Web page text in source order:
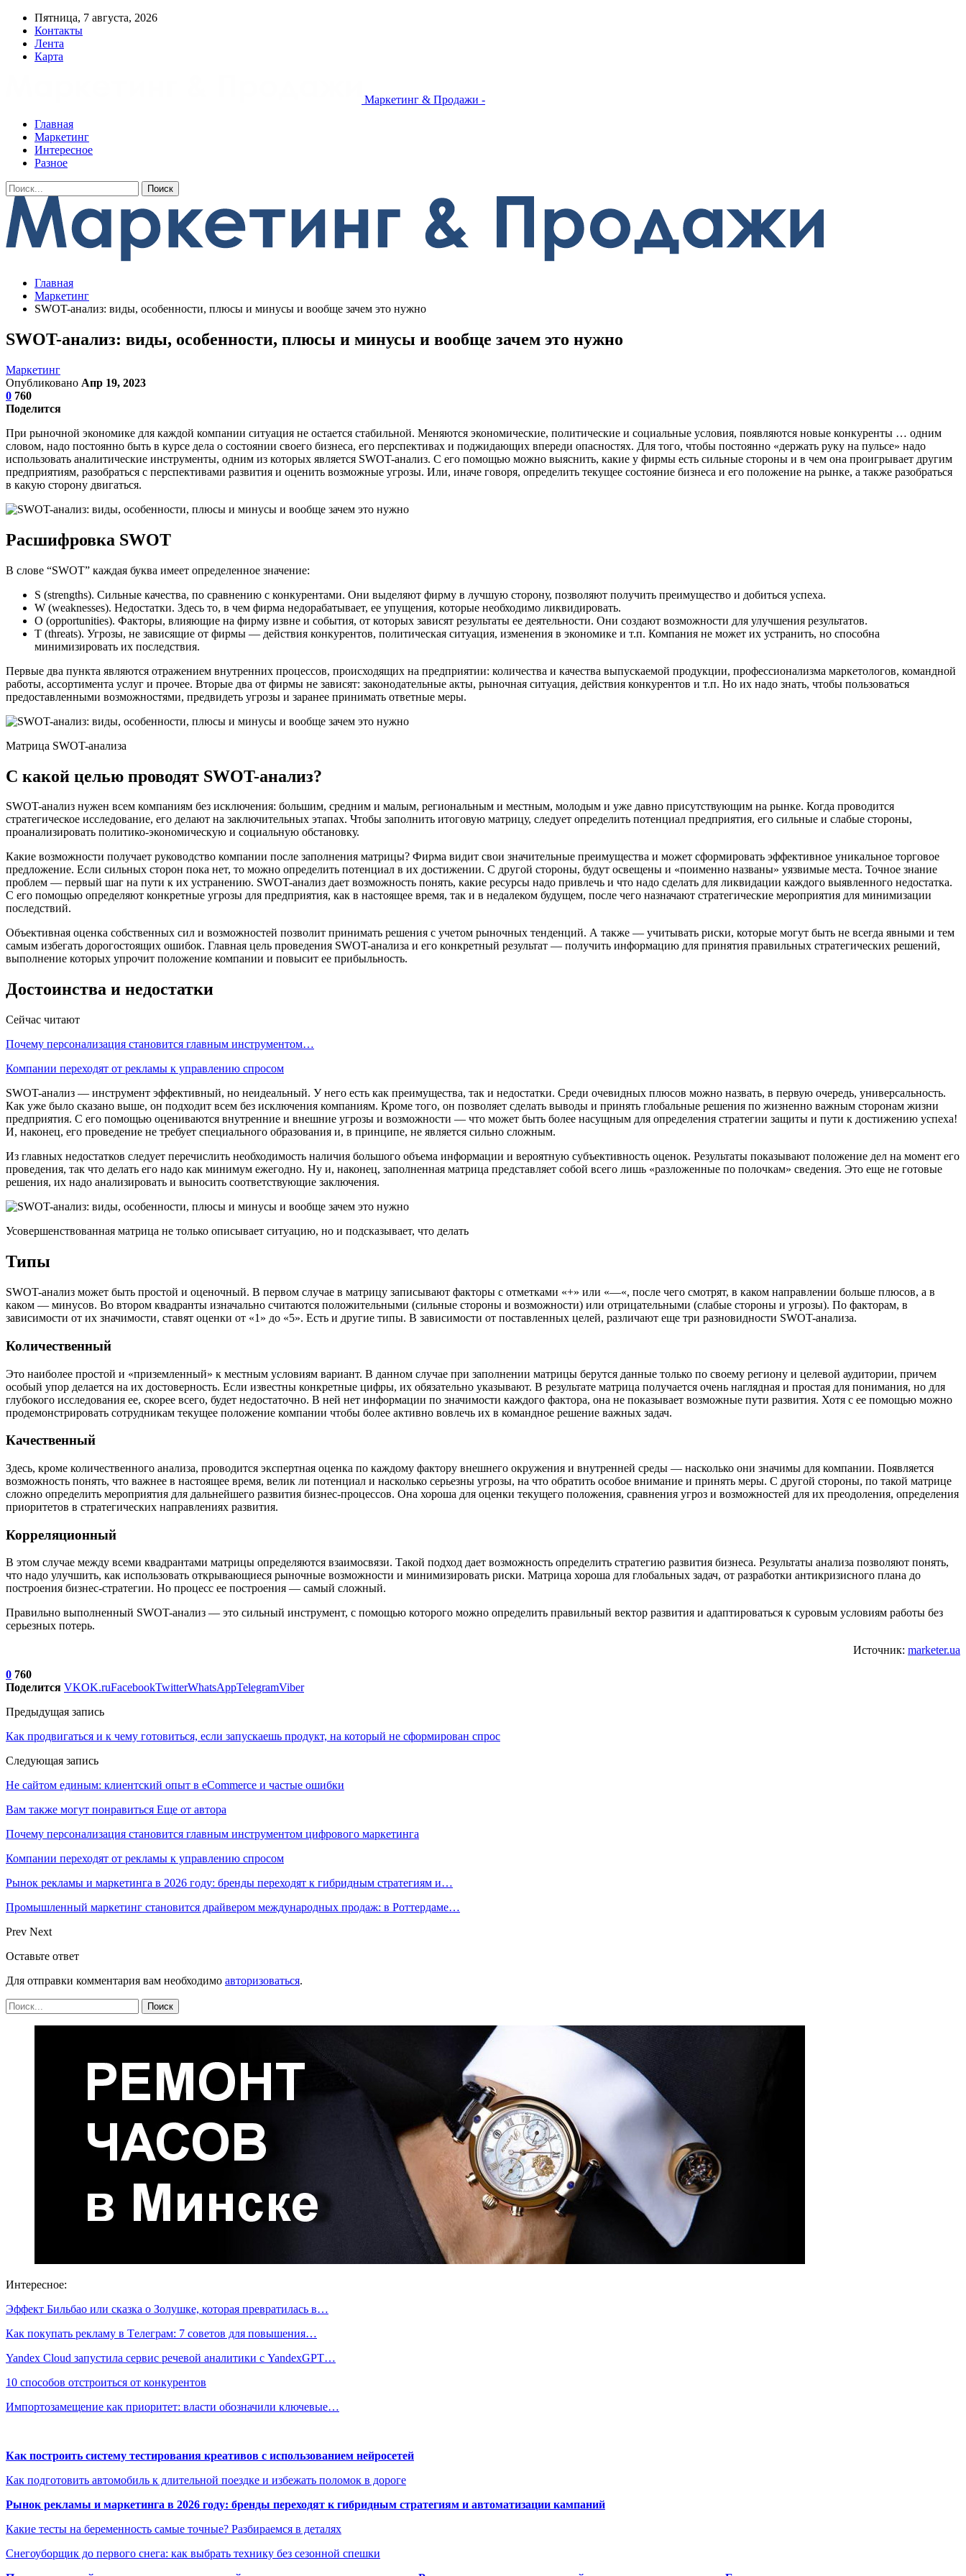
Пятница, 7 августа, 2026
Контакты
Лента
Карта
Маркетинг & Продажи -
Главная
Маркетинг
Интересное
Разное
Главная
Маркетинг
SWOT-анализ: виды, особенности, плюсы и минусы и вообще зачем это нужно
SWOT-анализ: виды, особенности, плюсы и минусы и вообще зачем это нужно
Маркетинг
Опубликовано Апр 19, 2023
0 760
Поделится
При рыночной экономике для каждой компании ситуация не остается стабильной. Меняются экономические, политические и социальные условия, появляются новые конкуренты … одним
словом, надо постоянно быть в курсе дела о состоянии своего бизнеса, его перспективах и поджидающих впереди опасностях. Для того, чтобы постоянно «держать руку на пульсе» надо
использовать аналитические инструменты, одним из которых является SWOT-анализ. С его помощью можно выяснить, какие у фирмы есть сильные стороны и в чем она проигрывает другим
предприятиям, разобраться с перспективами развития и оценить возможные угрозы. Или, иначе говоря, определить текущее состояние бизнеса и его положение на рынке, а также разобраться
в какую сторону двигаться.
Расшифровка SWOT
В слове “SWOT” каждая буква имеет определенное значение:
S (strengths). Сильные качества, по сравнению с конкурентами. Они выделяют фирму в лучшую сторону, позволяют получить преимущество и добиться успеха.
W (weaknesses). Недостатки. Здесь то, в чем фирма недорабатывает, ее упущения, которые необходимо ликвидировать.
O (opportunities). Факторы, влияющие на фирму извне и события, от которых зависят результаты ее деятельности. Они создают возможности для улучшения результатов.
T (threats). Угрозы, не зависящие от фирмы — действия конкурентов, политическая ситуация, изменения в экономике и т.п. Компания не может их устранить, но способна
минимизировать их последствия.
Первые два пункта являются отражением внутренних процессов, происходящих на предприятии: количества и качества выпускаемой продукции, профессионализма маркетологов, командной
работы, ассортимента услуг и прочее. Вторые два от фирмы не зависят: законодательные акты, рыночная ситуация, действия конкурентов и т.п. Но их надо знать, чтобы пользоваться
предоставленными возможностями, предвидеть угрозы и заранее принимать ответные меры.
Матрица SWOT-анализа
С какой целью проводят SWOT-анализ?
SWOT-анализ нужен всем компаниям без исключения: большим, средним и малым, региональным и местным, молодым и уже давно присутствующим на рынке. Когда проводится
стратегическое исследование, его делают на заключительных этапах. Чтобы заполнить итоговую матрицу, следует определить потенциал предприятия, его сильные и слабые стороны,
проанализировать политико-экономическую и социальную обстановку.
Какие возможности получает руководство компании после заполнения матрицы? Фирма видит свои значительные преимущества и может сформировать эффективное уникальное торговое
предложение. Если сильных сторон пока нет, то можно определить потенциал в их достижении. С другой стороны, будут освещены и «поименно названы» уязвимые места. Точное знание
проблем — первый шаг на пути к их устранению. SWOT-анализ дает возможность понять, какие ресурсы надо привлечь и что надо сделать для ликвидации каждого выявленного недостатка.
С его помощью определяют конкретные угрозы для предприятия, как в настоящее время, так и в недалеком будущем, после чего назначают стратегические мероприятия для минимизации
последствий.
Объективная оценка собственных сил и возможностей позволит принимать решения с учетом рыночных тенденций. А также — учитывать риски, которые могут быть не всегда явными и тем
самым избегать дорогостоящих ошибок. Главная цель проведения SWOT-анализа и его конкретный результат — получить информацию для принятия правильных стратегических решений,
выполнение которых упрочит положение компании и повысит ее прибыльность.
Достоинства и недостатки
Сейчас читают
Почему персонализация становится главным инструментом…
Компании переходят от рекламы к управлению спросом
SWOT-анализ — инструмент эффективный, но неидеальный. У него есть как преимущества, так и недостатки. Среди очевидных плюсов можно назвать, в первую очередь, универсальность.
Как уже было сказано выше, он подходит всем без исключения компаниям. Кроме того, он позволяет сделать выводы и принять глобальные решения по жизненно важным сторонам жизни
предприятия. С его помощью оцениваются внутренние и внешние угрозы и возможности — что может быть более насущным для определения стратегии защиты и пути к достижению успеха!
И, наконец, его проведение не требует специального образования и, в принципе, не является сильно сложным.
Из главных недостатков следует перечислить необходимость наличия большого объема информации и вероятную субъективность оценок. Результаты показывают положение дел на момент его
проведения, так что делать его надо как минимум ежегодно. Ну и, наконец, заполненная матрица представляет собой всего лишь «разложенные по полочкам» сведения. Это еще не готовые
решения, их надо анализировать и выносить соответствующие заключения.
Усовершенствованная матрица не только описывает ситуацию, но и подсказывает, что делать
Типы
SWOT-анализ может быть простой и оценочный. В первом случае в матрицу записывают факторы с отметками «+» или «—«, после чего смотрят, в каком направлении больше плюсов, а в
каком — минусов. Во втором квадранты изначально считаются положительными (сильные стороны и возможности) или отрицательными (слабые стороны и угрозы). По факторам, в
зависимости от их значимости, ставят оценки от «1» до «5». Есть и другие типы. В зависимости от поставленных целей, различают еще три разновидности SWOT-анализа.
Количественный
Это наиболее простой и «приземленный» к местным условиям вариант. В данном случае при заполнении матрицы берутся данные только по своему региону и целевой аудитории, причем
особый упор делается на их достоверность. Если известны конкретные цифры, их обязательно указывают. В результате матрица получается очень наглядная и простая для понимания, но для
глубокого исследования ее, скорее всего, будет недостаточно. В ней нет информации по значимости каждого фактора, она не показывает возможные пути развития. Хотя с ее помощью можно
продемонстрировать сотрудникам текущее положение компании чтобы более активно вовлечь их в командное решение важных задач.
Качественный
Здесь, кроме количественного анализа, проводится экспертная оценка по каждому фактору внешнего окружения и внутренней среды — насколько они значимы для компании. Появляется
возможность понять, что важнее в настоящее время, велик ли потенциал и насколько серьезны угрозы, на что обратить особое внимание и принять меры. С другой стороны, по такой матрице
сложно определить мероприятия для дальнейшего развития бизнес-процессов. Она хороша для оценки текущего положения, сравнения угроз и возможностей для их преодоления, определения
приоритетов в стратегических направлениях развития.
Корреляционный
В этом случае между всеми квадрантами матрицы определяются взаимосвязи. Такой подход дает возможность определить стратегию развития бизнеса. Результаты анализа позволяют понять,
что надо улучшить, как использовать открывающиеся рыночные возможности и минимизировать риски. Матрица хороша для глобальных задач, от разработки антикризисного плана до
построения бизнес-стратегии. Но процесс ее построения — самый сложный.
Правильно выполненный SWOT-анализ — это сильный инструмент, с помощью которого можно определить правильный вектор развития и адаптироваться к суровым условиям работы без
серьезных потерь.
Источник: marketer.ua
0 760
Поделится VKOK.ruFacebookTwitterWhatsAppTelegramViber
Предыдущая запись
Как продвигаться и к чему готовиться, если запускаешь продукт, на который не сформирован спрос
Следующая запись
Не сайтом единым: клиентский опыт в eCommerce и частые ошибки
Вам также могут понравиться Еще от автора
Почему персонализация становится главным инструментом цифрового маркетинга
Компании переходят от рекламы к управлению спросом
Рынок рекламы и маркетинга в 2026 году: бренды переходят к гибридным стратегиям и…
Промышленный маркетинг становится драйвером международных продаж: в Роттердаме…
Prev Next
Оставьте ответ
Для отправки комментария вам необходимо авторизоваться.
Интересное:
Эффект Бильбао или сказка о Золушке, которая превратилась в…
Как покупать рекламу в Tелеграм: 7 советов для повышения…
Yandex Cloud запустила сервис речевой аналитики с YandexGPT…
10 способов отстроиться от конкурентов
Импортозамещение как приоритет: власти обозначили ключевые…
Как построить систему тестирования креативов с использованием нейросетей
Как подготовить автомобиль к длительной поездке и избежать поломок в дороге
Рынок рекламы и маркетинга в 2026 году: бренды переходят к гибридным стратегиям и автоматизации кампаний
Какие тесты на беременность самые точные? Разбираемся в деталях
Снегоуборщик до первого снега: как выбрать технику без сезонной спешки